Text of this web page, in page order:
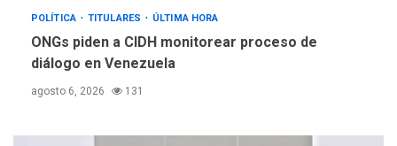
POLÍTICA TITULARES ÚLTIMA HORA
ONGs piden a CIDH monitorear proceso de
diálogo en Venezuela
agosto 6, 2026 131